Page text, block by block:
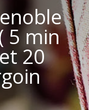
5 min
20